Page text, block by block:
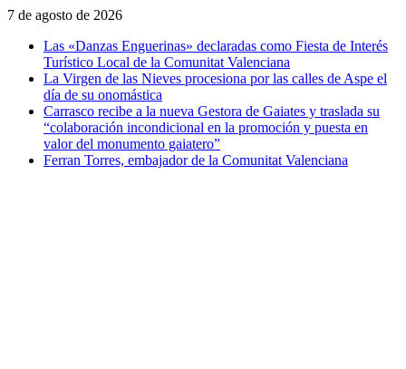
Saltar
contenido
7 de agosto de 2026
Las «Danzas Enguerinas» declaradas como Fiesta de Interés
Turístico Local de la Comunitat Valenciana
La Virgen de las Nieves procesiona por las calles de Aspe el
día de su onomástica
Carrasco recibe a la nueva Gestora de Gaiates y traslada su
“colaboración incondicional en la promoción y puesta en
valor del monumento gaiatero”
Ferran Torres, embajador de la Comunitat Valenciana